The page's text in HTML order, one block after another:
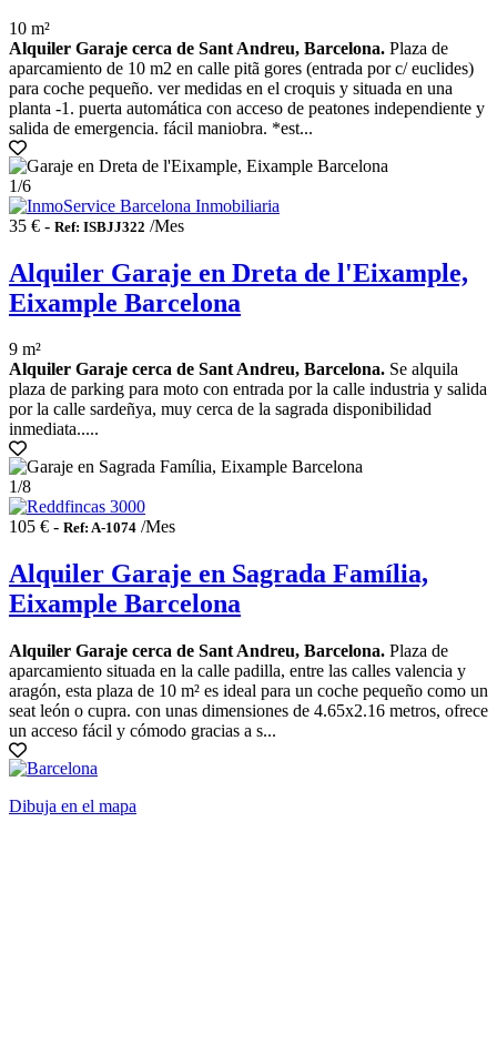
10 m²
Alquiler Garaje cerca de Sant Andreu, Barcelona. Plaza de
aparcamiento de 10 m2 en calle pitã gores (entrada por c/ euclides)
para coche pequeño. ver medidas en el croquis y situada en una
planta -1. puerta automática con acceso de peatones independiente y
salida de emergencia. fácil maniobra. *est...
1/6
35 € - Ref: ISBJJ322 /Mes
Alquiler Garaje en Dreta de l'Eixample,
Eixample Barcelona
9 m²
Alquiler Garaje cerca de Sant Andreu, Barcelona. Se alquila
plaza de parking para moto con entrada por la calle industria y salida
por la calle sardeñya, muy cerca de la sagrada disponibilidad
inmediata.....
1/8
105 € - Ref: A-1074 /Mes
Alquiler Garaje en Sagrada Família,
Eixample Barcelona
Alquiler Garaje cerca de Sant Andreu, Barcelona. Plaza de
aparcamiento situada en la calle padilla, entre las calles valencia y
aragón, esta plaza de 10 m² es ideal para un coche pequeño como un
seat león o cupra. con unas dimensiones de 4.65x2.16 metros, ofrece
un acceso fácil y cómodo gracias a s...
Dibuja en el mapa